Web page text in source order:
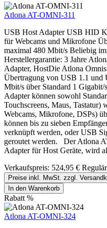
Atlona AT-OMNI-311
USB Host Adapter USB HID
für Webcams und Mikrofone
maximal 480 Mbit/s Beliebig
Herstellergarantie: 3 Jahre
Adapter, HostDie Atlona
Übertragung von USB 1.1 und
Mbit/s über Standard 1
Adapter können sowohl
Touchscreens, Maus, Tastatur)
Webcams, Mikrofone, DSPs)
können bis zu sieben
verknüpft werden, oder USB
geroutet werden. Der Atlona
Adapter für Host Geräte, wird
Verkaufspreis: 524,95 €
Preise inkl. MwSt. zzgl.
In den Warenkorb
Rabatt %
Atlona AT-OMNI-324